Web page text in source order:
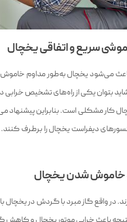
می‌شود یخچال‌ به‌طور مداوم خاموش
بتوان یکی از راه‌های تشخیص
مشکلی است. بنابراین پیشنهاد
دیفراست یخچال را برطرف
در واقع گاز مبرد با گردش